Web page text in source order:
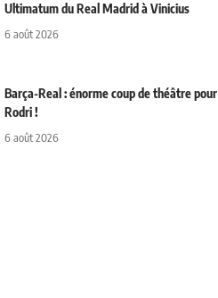
Ultimatum du Real Madrid à Vinicius
6 août 2026
Barça-Real : énorme coup de théâtre pour
Rodri !
6 août 2026